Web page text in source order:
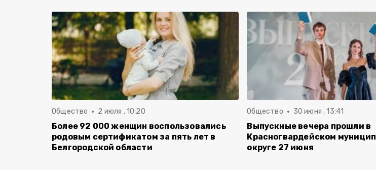
Общество 2 июля , 10:20
Более 92 000 женщин воспользовались
родовым сертификатом за пять лет в
Белгородской области
Общество 30 июня , 13:41
Выпускные вечера прошли в
Красногвардейском
округе 27 июня